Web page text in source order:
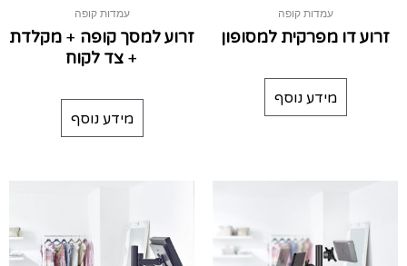
עמדות קופה
זרוע דו מפרקית למסופון
מידע נוסף
עמדות קופה
זרוע למסך קופה + מקלדת
+ צד לקוח
מידע נוסף